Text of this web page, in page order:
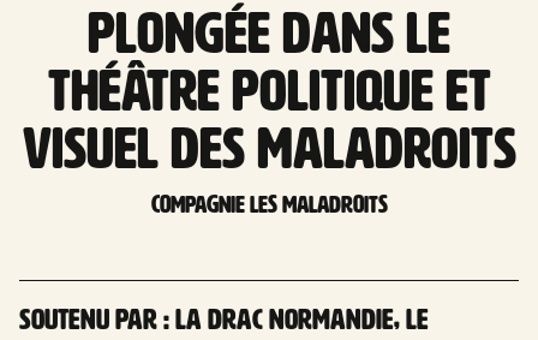
Plongée dans le
théâtre politique et
visuel des Maladroits
Compagnie Les Maladroits
Soutenu par : la DRAC Normandie, le